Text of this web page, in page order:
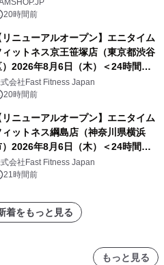
20時間前
リニューアルオープン】エニタイム
ィットネス京王笹塚店（東京都渋谷
）2026年8月6日（木）＜24時間年
休のフィットネスジム＞
会社Fast Fitness Japan
20時間前
リニューアルオープン】エニタイム
ィットネス綱島店（神奈川県横浜
）2026年8月6日（木）＜24時間年
休のフィットネスジム＞
会社Fast Fitness Japan
21時間前
着をもっと見る
もっと見る